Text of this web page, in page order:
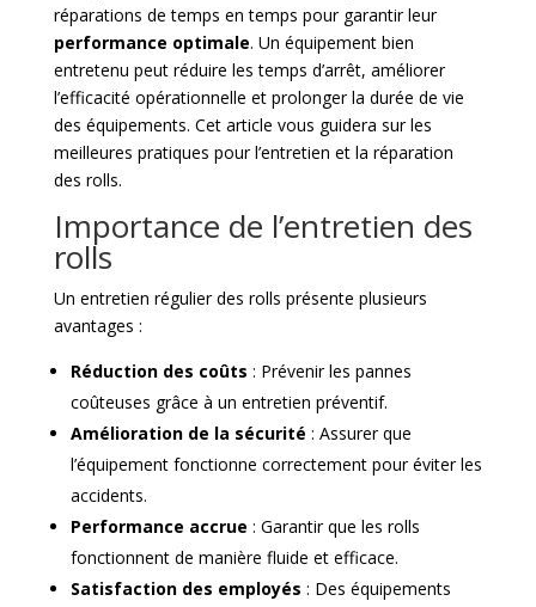
réparations de temps en temps pour garantir leur
performance optimale. Un équipement bien
entretenu peut réduire les temps d’arrêt, améliorer
l’efficacité opérationnelle et prolonger la durée de vie
des équipements. Cet article vous guidera sur les
meilleures pratiques pour l’entretien et la réparation
des rolls.
Importance de l’entretien des
rolls
Un entretien régulier des rolls présente plusieurs
avantages :
Réduction des coûts : Prévenir les pannes
coûteuses grâce à un entretien préventif.
Amélioration de la sécurité : Assurer que
l’équipement fonctionne correctement pour éviter les
accidents.
Performance accrue : Garantir que les rolls
fonctionnent de manière fluide et efficace.
Satisfaction des employés : Des équipements